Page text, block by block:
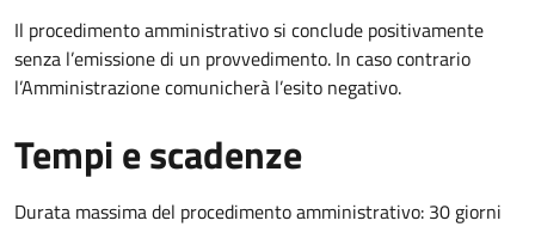
Il procedimento amministrativo si conclude positivamente
senza l’emissione di un provvedimento. In caso contrario
l’Amministrazione comunicherà l’esito negativo.
Tempi e scadenze
Durata massima del procedimento amministrativo: 30 giorni